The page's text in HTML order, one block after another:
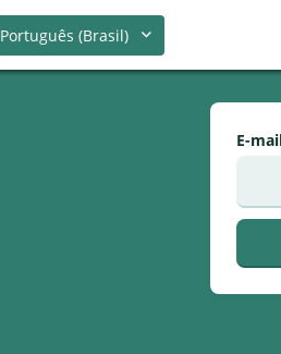
Português (Brasil)
E-